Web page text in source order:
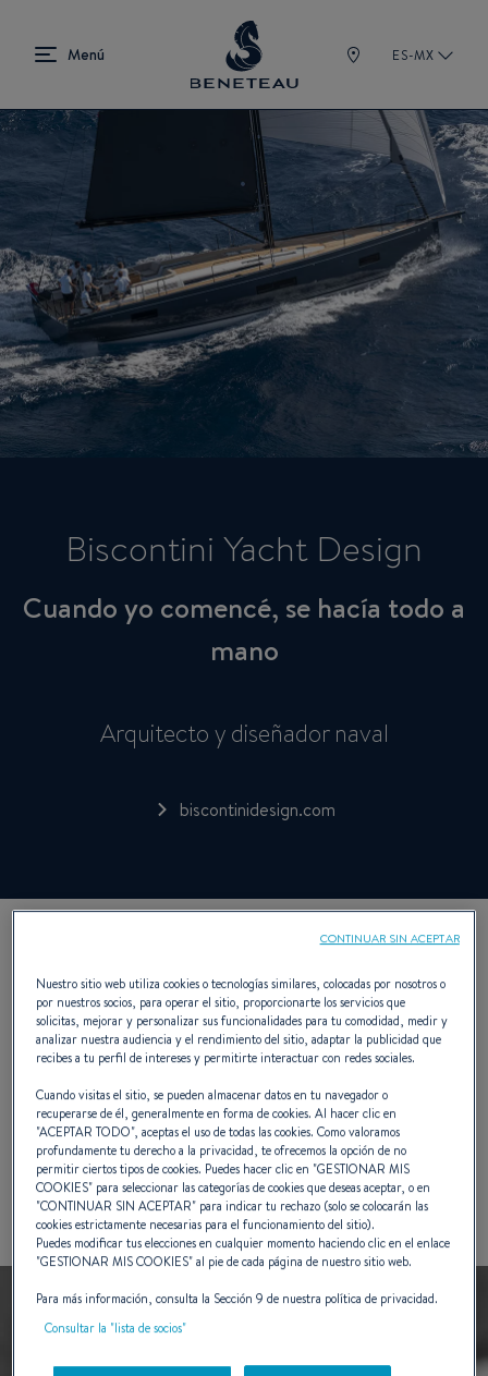
ES-MX
Biscontini Yacht Design
Cuando yo comencé, se hacía todo a
mano
Arquitecto y diseñador naval
biscontinidesign.com
Cuando yo comencé, se hacía todo a
mano, yo continuo empezando con el lápiz
para el estilo de la carena y a continuación
trabajo con mi equipo con programas de
primera línea de la arquitectura naval
Nuestro sitio web utiliza cookies o tecnologías similares, colocadas por nosotros o
por nuestros socios, para operar el sitio, proporcionarte los servicios que
solicitas, mejorar y personalizar sus funcionalidades para tu comodidad, medir y
analizar nuestra audiencia y el rendimiento del sitio, adaptar la publicidad que
recibes a tu perfil de intereses y permitirte interactuar con redes sociales.
Cuando visitas el sitio, se pueden almacenar datos en tu navegador o
recuperarse de él, generalmente en forma de cookies. Al hacer clic en
"ACEPTAR TODO", aceptas el uso de todas las cookies. Como valoramos
profundamente tu derecho a la privacidad, te ofrecemos la opción de no
permitir ciertos tipos de cookies. Puedes hacer clic en "GESTIONAR MIS
COOKIES" para seleccionar las categorías de cookies que deseas aceptar, o en
"CONTINUAR SIN ACEPTAR" para indicar tu rechazo (solo se colocarán las
cookies estrictamente necesarias para el funcionamiento del sitio).
Puedes modificar tus elecciones en cualquier momento haciendo clic en el enlace
"GESTIONAR MIS COOKIES" al pie de cada página de nuestro sitio web.
Para más información, consulta la Sección 9 de nuestra política de privacidad.
Consultar la "lista de socios"
CONTINUAR SIN ACEPTAR